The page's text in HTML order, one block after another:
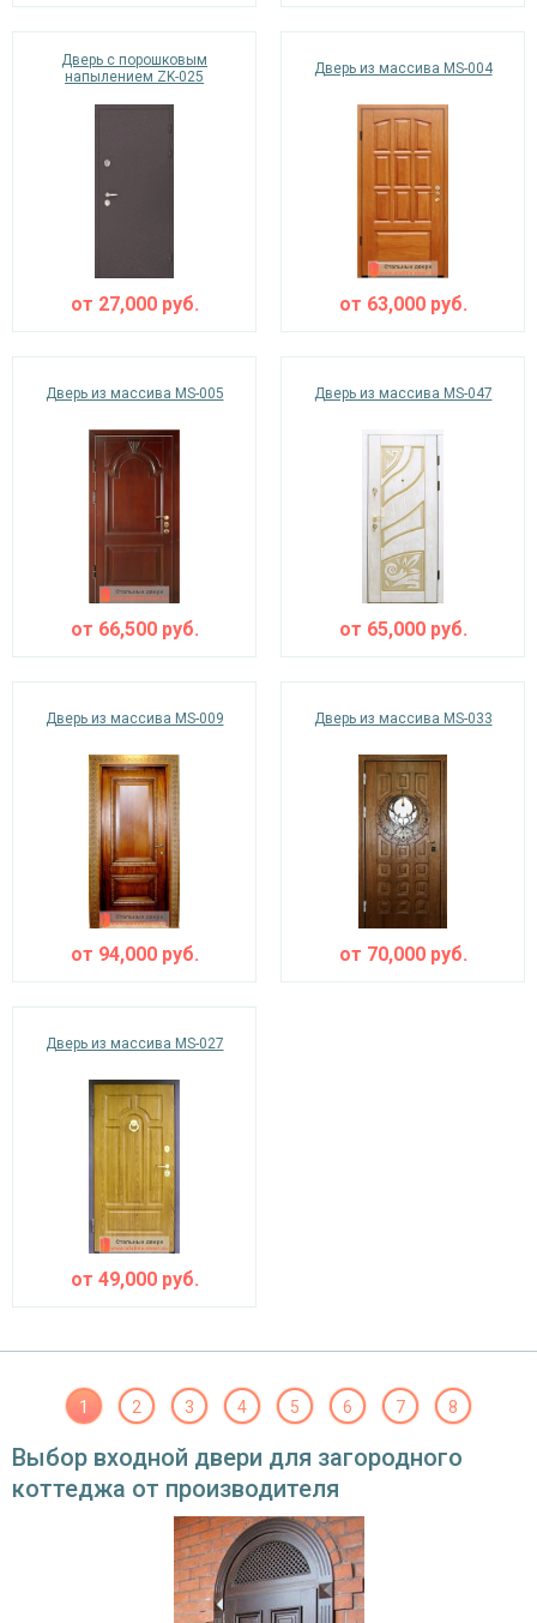
Дверь с порошковым
напылением ZK-025
от 27,000руб.
Дверь из массива MS-004
от 63,000руб.
Дверь из массива MS-005
от 66,500руб.
Дверь из массива MS-047
от 65,000руб.
Дверь из массива MS-009
от 94,000руб.
Дверь из массива MS-033
от 70,000руб.
Дверь из массива MS-027
от 49,000руб.
1 2 3 4 5 6 7 8
Выбор входной двери для загородного
коттеджа от производителя